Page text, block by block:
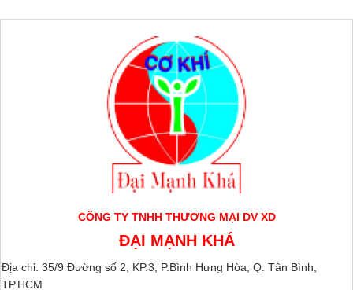
CÔNG TY TNHH THƯƠNG MẠI DV XD
ĐẠI MẠNH KHÁ
Địa chỉ: 35/9 Đường số 2, KP.3, P.Bình Hưng Hòa, Q. Tân Bình,
TP.HCM